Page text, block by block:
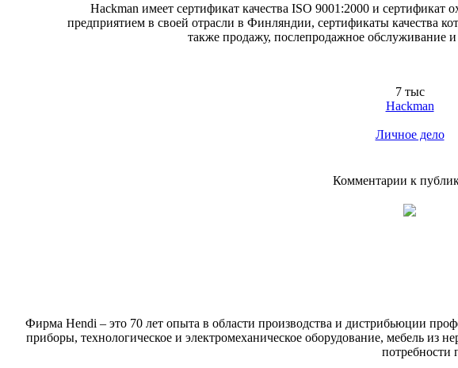
Hackman имеет сертификат качества ISO 9001:2000 и
предприятием в своей отрасли в Финляндии, сертификаты качества
также продажу, послепродажное обслуживание
7 тыс
Hackman
Личное дело
Комментарии к
Фирма Hendi – это 70 лет опыта в области производства и дистрибьюции
приборы, технологическое и электромеханическое оборудование, мебель из
потребности